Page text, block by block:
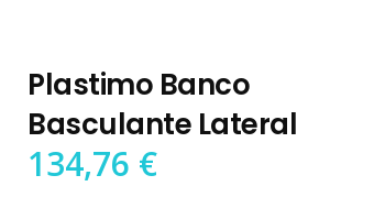
Plastimo Banco
Basculante Lateral
134,76 €